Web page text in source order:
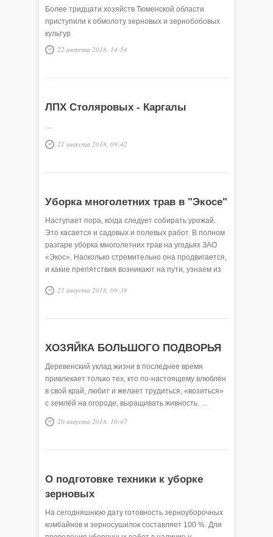
Более тридцати хозяйств Тюменской области
приступили к обмолоту зерновых и зернобобовых
культур
22 августа 2018, 14:54
ЛПХ Столяровых - Каргалы
…
21 августа 2018, 09:42
Уборка многолетних трав в "Экосе"
Наступает пора, когда следует собирать урожай.
Это касается и садовых и полевых работ. В полном
разгаре уборка многолетних трав на угодьях ЗАО
«Экос». Насколько стремительно она продвигается,
и какие препятствия возникают на пути, узнаем из
21 августа 2018, 09:38
ХОЗЯЙКА БОЛЬШОГО ПОДВОРЬЯ
Деревенский уклад жизни в последнее время
привлекает только тех, кто по-настоящему влюблён
в свой край, любит и желает трудиться, «возиться»
с землёй на огороде, выращивать живность. …
20 августа 2018, 10:47
О подготовке техники к уборке
зерновых
На сегодняшнюю дату готовность зерноуборочных
комбайнов и зерносушилок составляет 100 %. Для